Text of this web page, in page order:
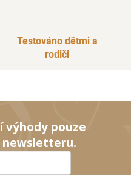
Testováno dětmi a
rodiči
výhody pouze